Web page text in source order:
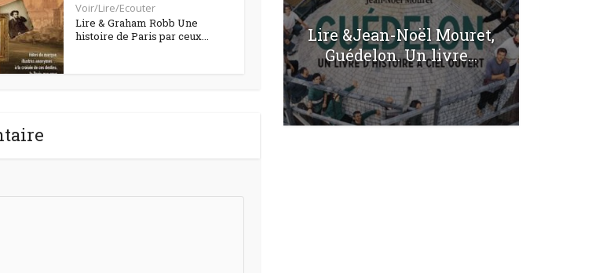
Voir/Lire/Ecouter
Lire & Graham Robb Une
histoire de Paris par ceux...
Lire &Jean-Noël Mouret,
Guédelon. Un livre...